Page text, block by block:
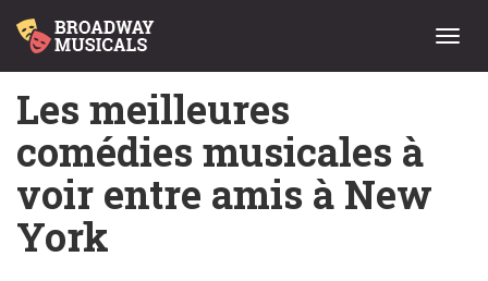
Menu
Les meilleures
comédies musicales à
voir entre amis à New
York